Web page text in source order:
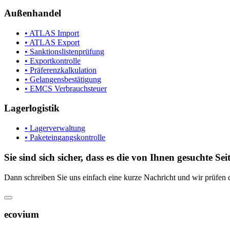
Außenhandel
• ATLAS Import
• ATLAS Export
• Sanktionslistenprüfung
• Exportkontrolle
• Präferenzkalkulation
• Gelangensbestätigung
• EMCS Verbrauchsteuer
Lagerlogistik
• Lagerverwaltung
• Paketeingangskontrolle
Sie sind sich sicher, dass es die von Ihnen gesuchte
Dann schreiben Sie uns einfach eine kurze Nachricht und wir prüfen
ecovium